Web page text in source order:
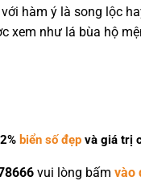
hàm ý là song lộc
xem như lá bùa hộ
biển số đẹp và giá trị
vui lòng bấm vào